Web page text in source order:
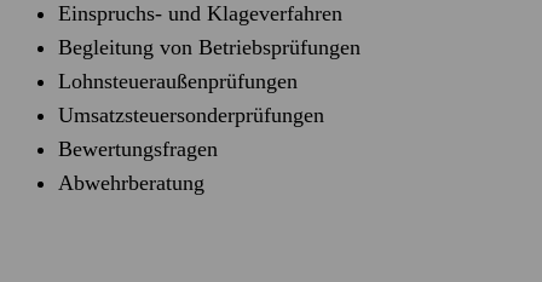
Einspruchs- und Klageverfahren
Begleitung von Betriebsprüfungen
Lohnsteueraußenprüfungen
Umsatzsteuersonderprüfungen
Bewertungsfragen
Abwehrberatung